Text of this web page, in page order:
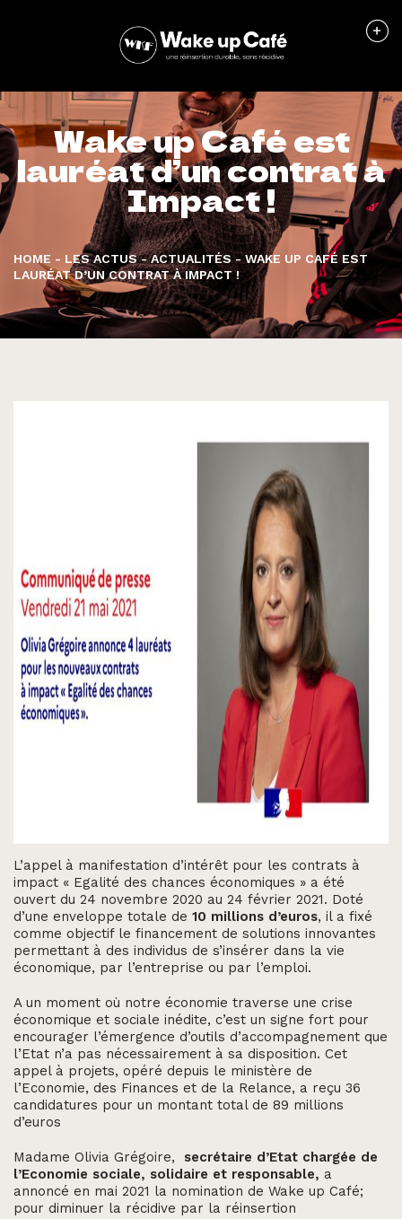
Wake up Café est
lauréat d’un contrat à
Impact !
HOME - LES ACTUS-ACTUALITÉS-WAKE UP CAFÉ EST
LAURÉAT D’UN CONTRAT À IMPACT !
L’appel à manifestation d’intérêt pour les contrats à
impact « Egalité des chances économiques » a été
ouvert du 24 novembre 2020 au 24 février 2021. Doté
d’une enveloppe totale de 10 millions d’euros, il a fixé
comme objectif le financement de solutions innovantes
permettant à des individus de s’insérer dans la vie
économique, par l’entreprise ou par l’emploi.
A un moment où notre économie traverse une crise
économique et sociale inédite, c’est un signe fort pour
encourager l’émergence d’outils d’accompagnement que
l’Etat n’a pas nécessairement à sa disposition. Cet
appel à projets, opéré depuis le ministère de
l’Economie, des Finances et de la Relance, a reçu 36
candidatures pour un montant total de 89 millions
d’euros
Madame Olivia Grégoire,
secrétaire d’Etat chargée de
l’Economie sociale, solidaire et responsable, a
annoncé en mai 2021 la nomination de Wake up Café;
pour diminuer la récidive par la réinsertion